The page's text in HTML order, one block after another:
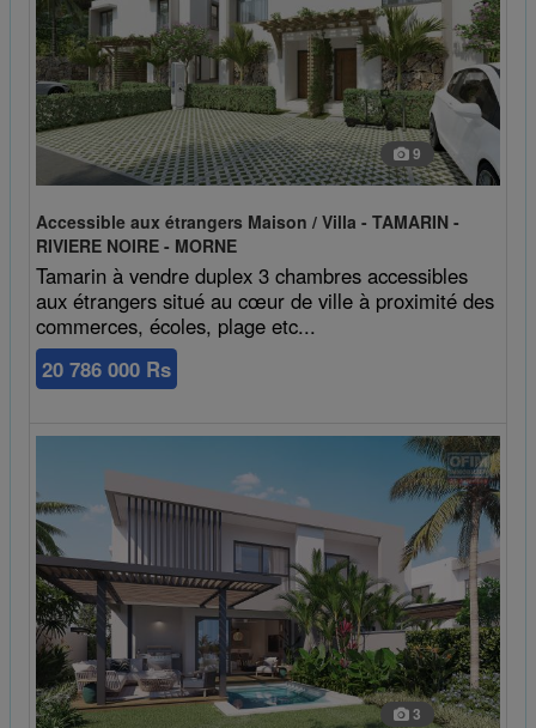
9
Accessible aux étrangers Maison / Villa - TAMARIN -
RIVIERE NOIRE - MORNE
Tamarin à vendre duplex 3 chambres accessibles
aux étrangers situé au cœur de ville à proximité des
commerces, écoles, plage etc...
20 786 000 Rs
3